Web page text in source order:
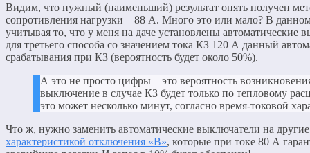
Видим, что нужный (наименьший) результат опять получен
сопротивления нагрузки – 88 А. Много это или мало? В
учитывая то, что у меня на даче установлены автоматические
для третьего способа со значением тока КЗ 120 А данный
срабатывания при КЗ (вероятность будет около 50%).
А это не просто цифры – это вероятность
выключение в случае КЗ будет только по тепловому
это может несколько минут, согласно время-токовой
Что ж, нужно заменить автоматические выключатели на
характеристикой отключения «В», которые при токе 80 А